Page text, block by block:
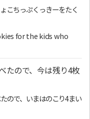
こちっぷくっきーをたく
for the kids who
たので、今は残り4枚
ので、いまはのこり4まい